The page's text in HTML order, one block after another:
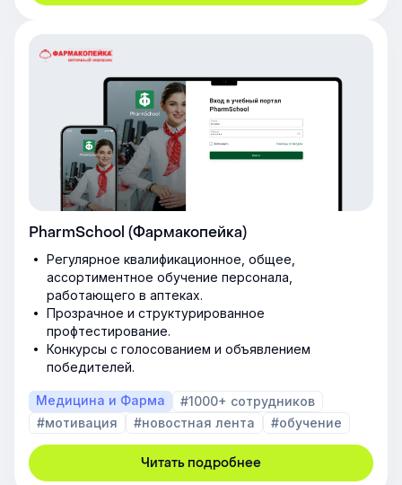
PharmSchool (Фармакопейка)
Регулярное квалификационное, общее,
ассортиментное обучение персонала,
работающего в аптеках.
Прозрачное и структурированное
профтестирование.
Конкурсы с голосованием и объявлением
победителей.
Медицина и Фарма
#1000+ сотрудников
#мотивация
#новостная лента #обучение
Читать подробнее